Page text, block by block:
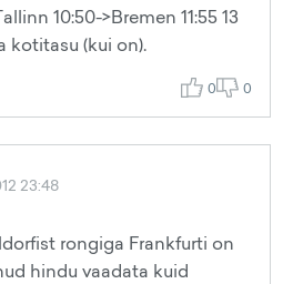
10:50->Bremen 11:55 13
kotitasu (kui on).
0 0
23:48
rongiga Frankfurti on
hindu vaadata kuid